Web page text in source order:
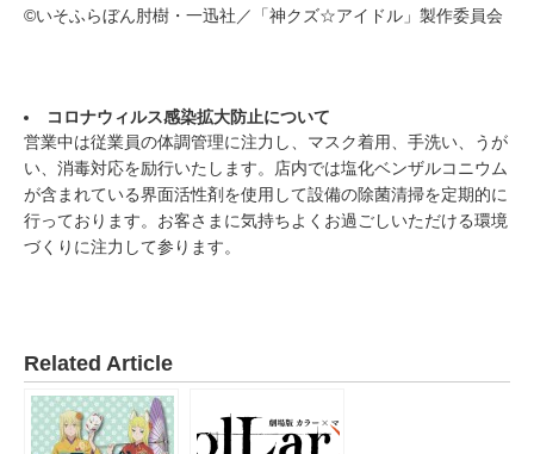
©いそふらぼん肘樹・一迅社／「神クズ☆アイドル」製作委員会
コロナウィルス感染拡大防止について
営業中は従業員の体調管理に注力し、マスク着用、手洗い、うが
い、消毒対応を励行いたします。店内では塩化ベンザルコニウム
が含まれている界面活性剤を使用して設備の除菌清掃を定期的に
行っております。お客さまに気持ちよくお過ごしいただける環境
づくりに注力して参ります。
Related Article